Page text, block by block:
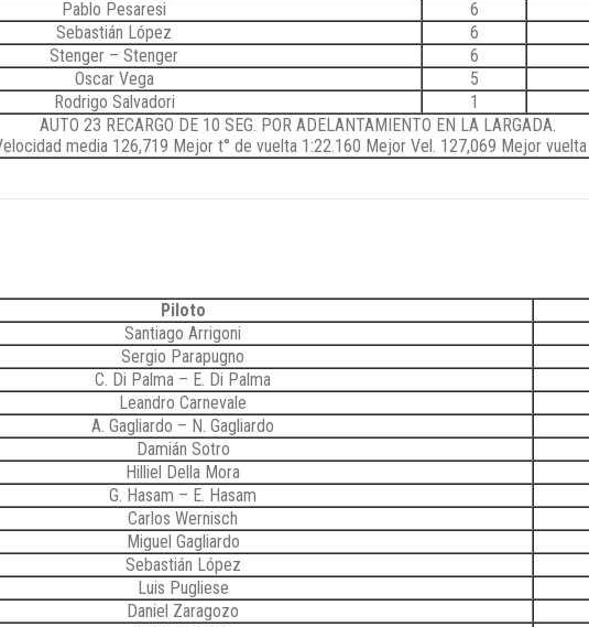
Pablo Pesaresi 6
Sebastián López 6
Stenger – Stenger 6
Oscar Vega 5
Rodrigo Salvadori 1
AUTO 23 RECARGO DE 10 SEG. POR ADELANTAMIENTO EN LA LARGADA.
media 126,719 Mejor t° de vuelta 1:22.160 Mejor Vel. 127,069 Mejor
Piloto
Santiago Arrigoni
Sergio Parapugno
C. Di Palma – E. Di Palma
Leandro Carnevale
A. Gagliardo – N. Gagliardo
Damián Sotro
Hilliel Della Mora
G. Hasam – E. Hasam
Carlos Wernisch
Miguel Gagliardo
Sebastián López
Luis Pugliese
Daniel Zaragozo